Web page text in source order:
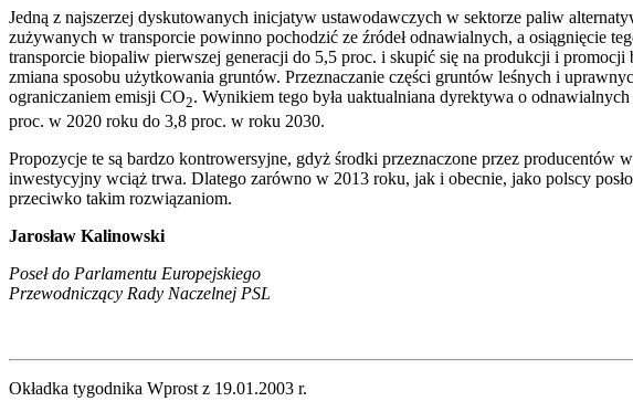
Jedną z najszerzej dyskutowanych inicjatyw ustawodawczych w sektorze paliw
zużywanych w transporcie powinno pochodzić ze źródeł odnawialnych, a osiągnięcie
transporcie biopaliw pierwszej generacji do 5,5 proc. i skupić się na produkcji i
zmiana sposobu użytkowania gruntów. Przeznaczanie części gruntów leśnych i
ograniczaniem emisji CO2. Wynikiem tego była uaktualniana dyrektywa o
proc. w 2020 roku do 3,8 proc. w roku 2030.
Propozycje te są bardzo kontrowersyjne, gdyż środki przeznaczone przez producentów
inwestycyjny wciąż trwa. Dlatego zarówno w 2013 roku, jak i obecnie, jako polscy
przeciwko takim rozwiązaniom.
Jarosław Kalinowski
Poseł do Parlamentu Europejskiego
Przewodniczący Rady Naczelnej PSL
Okładka tygodnika Wprost z 19.01.2003 r.